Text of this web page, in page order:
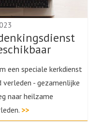
een speciale kerkdienst
- gezamenlijke
naar heilzame
>>